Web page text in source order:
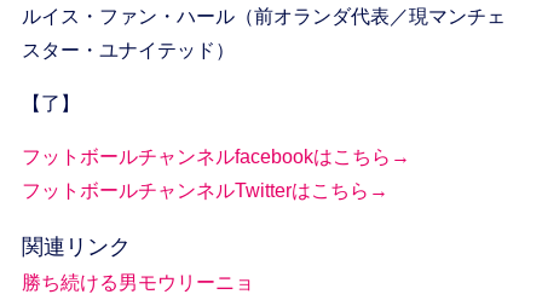
ルイス・ファン・ハール（前オランダ代表／現マンチェ
スター・ユナイテッド）
【了】
フットボールチャンネルfacebookはこちら→
フットボールチャンネルTwitterはこちら→
関連リンク
勝ち続ける男モウリーニョ